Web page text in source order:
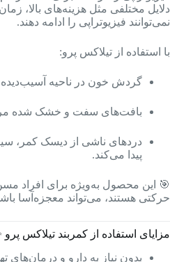
دلایل مختلفی مثل هزینه‌های بالا،
نمی‌توانند فیزیوتراپی را ادامه دهند.
با استفاده از تیلاکس پرو:
گردش خون در ناحیه آسیب‌دیده
بافت‌های سفت و خشک شده
دردهای ناشی از دیسک کمر،
پیدا می‌کند.
🎯 این محصول به‌ویژه برای افراد
حرکتی هستند، می‌تواند معجزه‌آسا
مزایای استفاده از کمربند تیلاکس پرو
بدون نیاز به دارو و درمان‌های